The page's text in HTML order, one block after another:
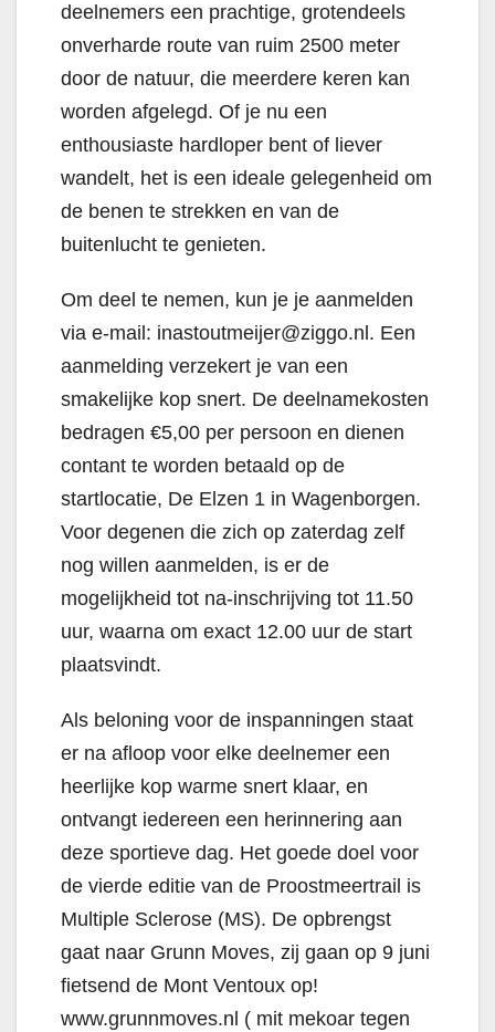
deelnemers een prachtige, grotendeels
onverharde route van ruim 2500 meter
door de natuur, die meerdere keren kan
worden afgelegd. Of je nu een
enthousiaste hardloper bent of liever
wandelt, het is een ideale gelegenheid om
de benen te strekken en van de
buitenlucht te genieten.
Om deel te nemen, kun je je aanmelden
via e-mail: inastoutmeijer@ziggo.nl. Een
aanmelding verzekert je van een
smakelijke kop snert. De deelnamekosten
bedragen €5,00 per persoon en dienen
contant te worden betaald op de
startlocatie, De Elzen 1 in Wagenborgen.
Voor degenen die zich op zaterdag zelf
nog willen aanmelden, is er de
mogelijkheid tot na-inschrijving tot 11.50
uur, waarna om exact 12.00 uur de start
plaatsvindt.
Als beloning voor de inspanningen staat
er na afloop voor elke deelnemer een
heerlijke kop warme snert klaar, en
ontvangt iedereen een herinnering aan
deze sportieve dag. Het goede doel voor
de vierde editie van de Proostmeertrail is
Multiple Sclerose (MS). De opbrengst
gaat naar Grunn Moves, zij gaan op 9 juni
fietsend de Mont Ventoux op!
www.grunnmoves.nl ( mit mekoar tegen